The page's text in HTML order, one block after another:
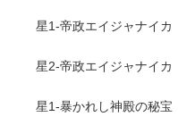
星1-帝政エイジャナイカ
星2-帝政エイジャナイカ
星1-暴かれし神殿の秘宝